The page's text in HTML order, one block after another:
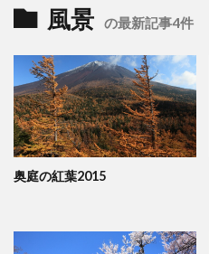
風景 の最新記事4件
奥庭の紅葉2015